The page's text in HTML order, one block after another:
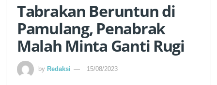
Tabrakan Beruntun di
Pamulang, Penabrak
Malah Minta Ganti Rugi
by Redaksi 15/08/2023